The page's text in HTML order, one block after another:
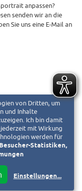
anpassen?
senden wir an die
Sie uns eine E-Mail an
von Dritten, um
und Inhalte
Ich bin damit
mit Wirkung
werden für
Statistiken,
Einstellungen...